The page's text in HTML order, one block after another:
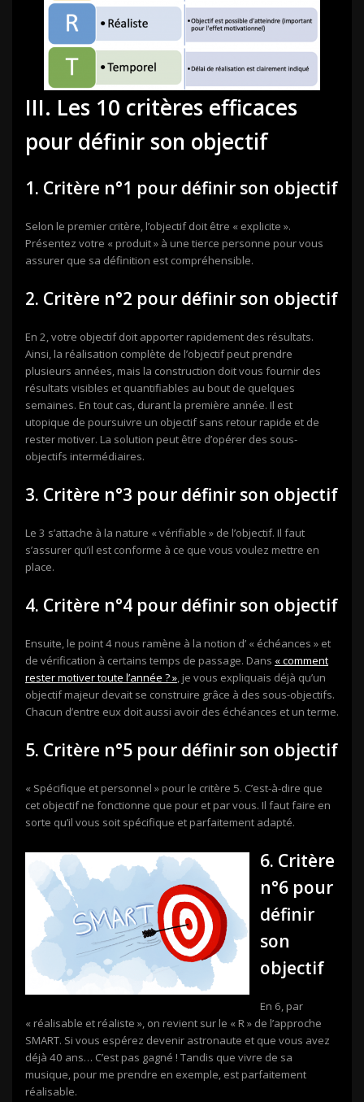
III. Les 10 critères efficaces
pour définir son objectif
1. Critère n°1 pour définir son objectif
Selon le premier critère, l’objectif doit être « explicite ».
Présentez votre « produit » à une tierce personne pour vous
assurer que sa définition est compréhensible.
2. Critère n°2 pour définir son objectif
En 2, votre objectif doit apporter rapidement des résultats.
Ainsi, la réalisation complète de l’objectif peut prendre
plusieurs années, mais la construction doit vous fournir des
résultats visibles et quantifiables au bout de quelques
semaines. En tout cas, durant la première année. Il est
utopique de poursuivre un objectif sans retour rapide et de
rester motiver. La solution peut être d’opérer des sous-
objectifs intermédiaires.
3. Critère n°3 pour définir son objectif
Le 3 s’attache à la nature « vérifiable » de l’objectif. Il faut
s’assurer qu’il est conforme à ce que vous voulez mettre en
place.
4. Critère n°4 pour définir son objectif
Ensuite, le point 4 nous ramène à la notion d’ « échéances » et
de vérification à certains temps de passage. Dans « comment
rester motiver toute l’année ? », je vous expliquais déjà qu’un
objectif majeur devait se construire grâce à des sous-objectifs.
Chacun d’entre eux doit aussi avoir des échéances et un terme.
5. Critère n°5 pour définir son objectif
« Spécifique et personnel » pour le critère 5. C’est-à-dire que
cet objectif ne fonctionne que pour et par vous. Il faut faire en
sorte qu’il vous soit spécifique et parfaitement adapté.
6. Critère
n°6 pour
définir
son
objectif
En 6, par
« réalisable et réaliste », on revient sur le « R » de l’approche
SMART. Si vous espérez devenir astronaute et que vous avez
déjà 40 ans… C’est pas gagné ! Tandis que vivre de sa
musique, pour me prendre en exemple, est parfaitement
réalisable.